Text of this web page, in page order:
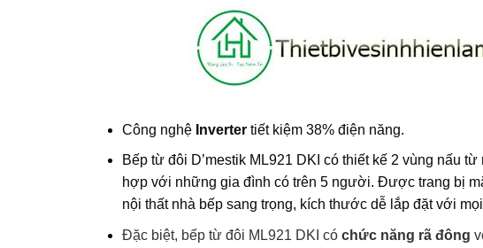
Công nghệ Invertertiết kiệm 38% điện năng.
Bếp từ đôi D’mestik ML921 DKI có thiết kế 2 vùng nấu
hợp với những gia đình có trên 5 người. Được trang bị
nội thất nhà bếp sang trọng, kích thước dễ lắp đặt với
Đặc biệt, bếp từ đôi ML921 DKI có chức năng rã đông